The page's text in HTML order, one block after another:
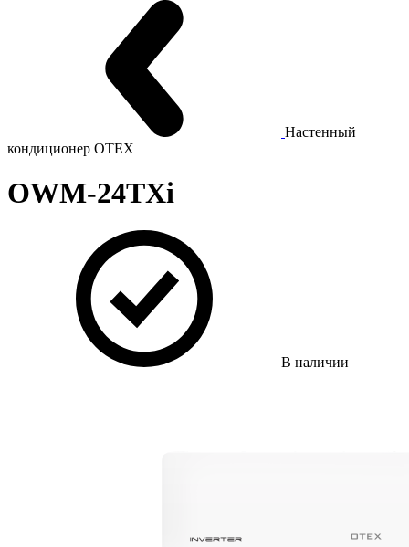
Настенный
кондиционер OTEX
OWM-24TXi
В наличии